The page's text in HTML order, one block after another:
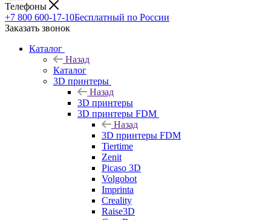
Телефоны
+7 800 600-17-10Бесплатный по России
Заказать звонок
Каталог
Назад
Каталог
3D принтеры
Назад
3D принтеры
3D принтеры FDM
Назад
3D принтеры FDM
Tiertime
Zenit
Picaso 3D
Volgobot
Imprinta
Creality
Raise3D